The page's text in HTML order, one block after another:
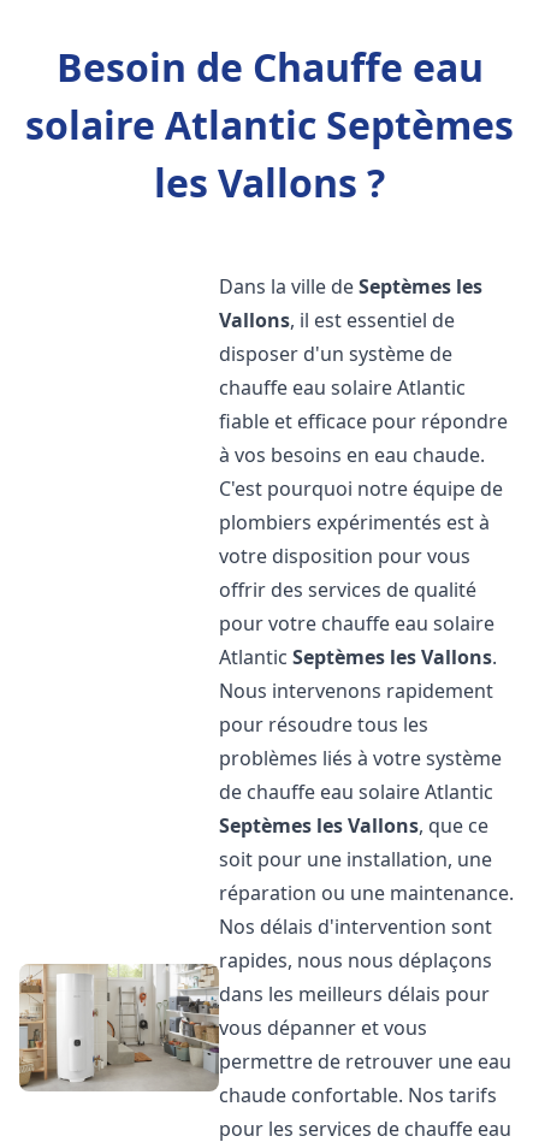
Besoin de Chauffe eau
solaire Atlantic Septèmes
les Vallons ?
Dans la ville deSeptèmes les
Vallons, il est essentiel de
disposer d'un système de
chauffe eau solaire Atlantic
fiable et efficace pour répondre
à vos besoins en eau chaude.
C'est pourquoi notre équipe de
plombiers expérimentés est à
votre disposition pour vous
offrir des services de qualité
pour votre chauffe eau solaire
AtlanticSeptèmes les Vallons.
Nous intervenons rapidement
pour résoudre tous les
problèmes liés à votre système
de chauffe eau solaire Atlantic
Septèmes les Vallons, que ce
soit pour une installation, une
réparation ou une maintenance.
Nos délais d'intervention sont
rapides, nous nous déplaçons
dans les meilleurs délais pour
vous dépanner et vous
permettre de retrouver une eau
chaude confortable. Nos tarifs
pour les services de chauffe eau